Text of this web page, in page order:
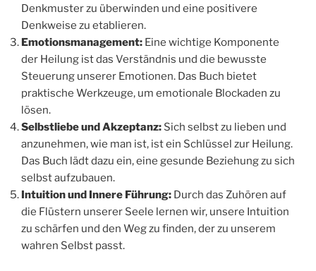
Denkmuster zu überwinden und eine positivere
Denkweise zu etablieren.
Emotionsmanagement: Eine wichtige Komponente
der Heilung ist das Verständnis und die bewusste
Steuerung unserer Emotionen. Das Buch bietet
praktische Werkzeuge, um emotionale Blockaden zu
lösen.
Selbstliebe und Akzeptanz: Sich selbst zu lieben und
anzunehmen, wie man ist, ist ein Schlüssel zur Heilung.
Das Buch lädt dazu ein, eine gesunde Beziehung zu sich
selbst aufzubauen.
Intuition und Innere Führung: Durch das Zuhören auf
die Flüstern unserer Seele lernen wir, unsere Intuition
zu schärfen und den Weg zu finden, der zu unserem
wahren Selbst passt.